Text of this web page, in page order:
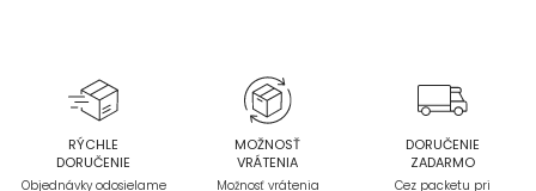
RÝCHLE
DORUČENIE
Objednávky odosielame
MOŽNOSŤ
VRÁTENIA
Možnosť vrátenia
DORUČENIE
ZADARMO
Cez packetu pri